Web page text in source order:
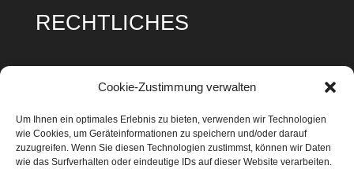
Cookie-Zustimmung verwalten
Um Ihnen ein optimales Erlebnis zu bieten, verwenden wir Technologien
wie Cookies, um Geräteinformationen zu speichern und/oder darauf
zuzugreifen. Wenn Sie diesen Technologien zustimmst, können wir Daten
wie das Surfverhalten oder eindeutige IDs auf dieser Website verarbeiten.
RECHTLICHES
Datenschutz
Cookie Richtlinie